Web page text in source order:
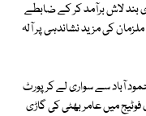
بند لاش برآمد کر کے ضابطے
کی مزید نشاندہی پر آلہ
اپریل کو مقتول محمود آباد سے سواری لے کر پورٹ
فوٹیج میں عامر بھٹی کی گاڑی